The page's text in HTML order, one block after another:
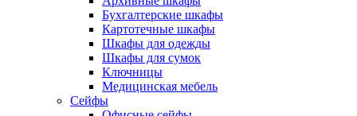
Бухгалтерские шкафы
Картотечные шкафы
Шкафы для одежды
Шкафы для сумок
Ключницы
Медицинская мебель
Сейфы